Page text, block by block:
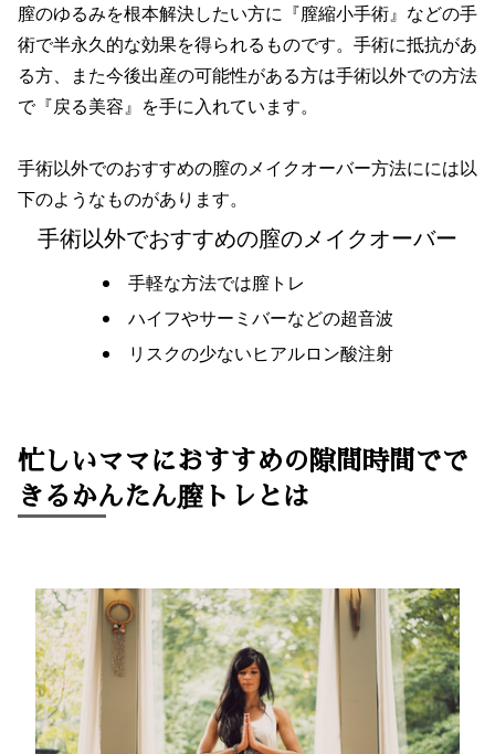
膣のゆるみを根本解決したい方に『膣縮小手術』などの手
術で半永久的な効果を得られるものです。手術に抵抗があ
る方、また今後出産の可能性がある方は手術以外での方法
で『戻る美容』を手に入れています。
手術以外でのおすすめの膣のメイクオーバー方法にには以
下のようなものがあります。
手術以外でおすすめの膣のメイクオーバー
手軽な方法では膣トレ
ハイフやサーミバーなどの超音波
リスクの少ないヒアルロン酸注射
忙しいママにおすすめの隙間時間でで
きるかんたん膣トレとは